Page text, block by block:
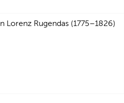
Lorenz Rugendas (1775–1826)